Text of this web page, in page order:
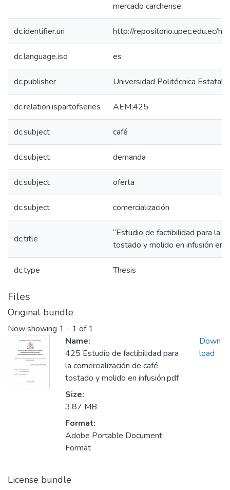
mercado carchense.
dc.identifier.uri http://repositorio.upec.edu.ec/
dc.language.iso es
dc.publisher Universidad Politécnica Estatal
dc.relation.ispartofseries AEM;425
dc.subject café
dc.subject demanda
dc.subject oferta
dc.subject comercialización
dc.title
“Estudio de factibilidad para la
tostado y molido en infusión en
dc.type Thesis
Files
Original bundle
Now showing 1 - 1 of 1
Name:
425 Estudio de factibilidad para
la comercialización de café
tostado y molido en infusión.pdf
Size:
3.87 MB
Format:
Adobe Portable Document
Format
Down
load
License bundle